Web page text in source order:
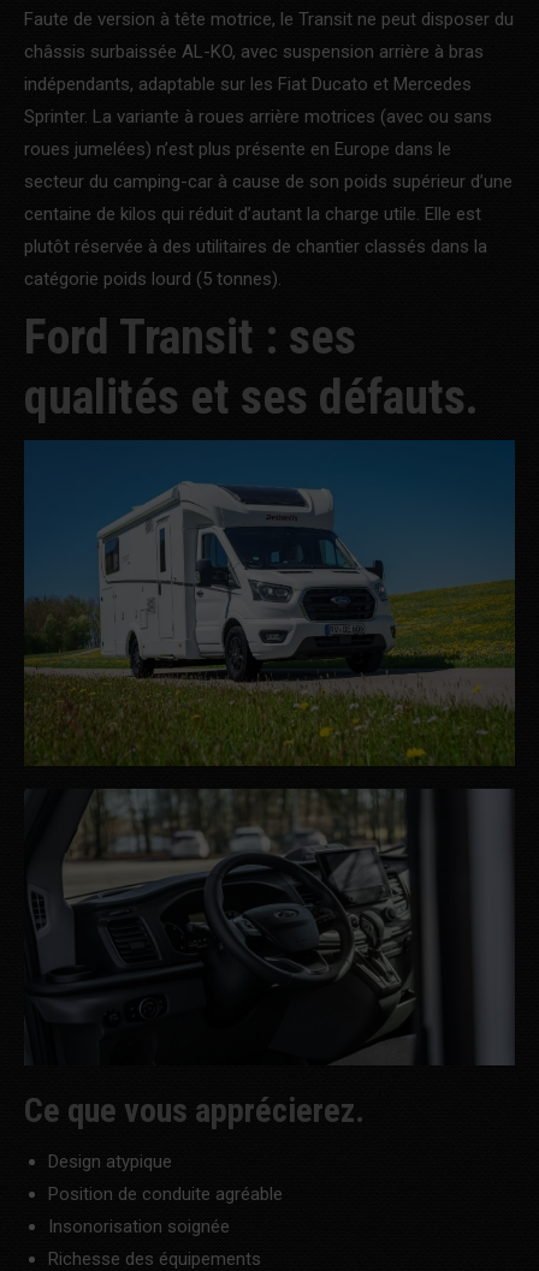
Faute de version à tête motrice, le Transit ne peut disposer du
châssis surbaissée AL-KO, avec suspension arrière à bras
indépendants, adaptable sur les Fiat Ducato et Mercedes
Sprinter. La variante à roues arrière motrices (avec ou sans
roues jumelées) n’est plus présente en Europe dans le
secteur du camping-car à cause de son poids supérieur d’une
centaine de kilos qui réduit d’autant la charge utile. Elle est
plutôt réservée à des utilitaires de chantier classés dans la
catégorie poids lourd (5 tonnes).
Ford Transit : ses
qualités et ses défauts.
Ce que vous apprécierez.
Design atypique
Position de conduite agréable
Insonorisation soignée
Richesse des équipements